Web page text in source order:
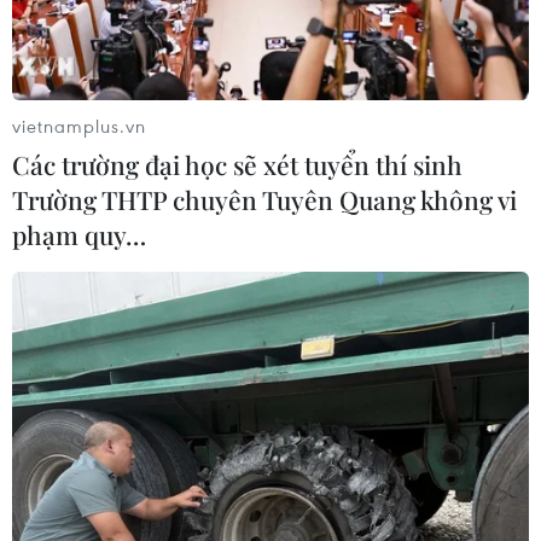
Hình ảnh phát trên truyền hình ở nhà ga Seoul, Hàn Quốc về vụ
phóng thử tên lửa của Triều Tiên, ngày 17/1/2022. (Ảnh:
AFP/TTXVN)
Ngày 18/1, người phát ngôn Lầu Năm Góc John
Kirby cho biết Mỹ rất nghiêm túc theo dõi các
chương trình tên lửa "cải tiến" mà Triều Tiên
vietnamplus.vn
Các trường đại học sẽ xét tuyển thí sinh
Trường THTP chuyên Tuyên Quang không vi
phạm quy…